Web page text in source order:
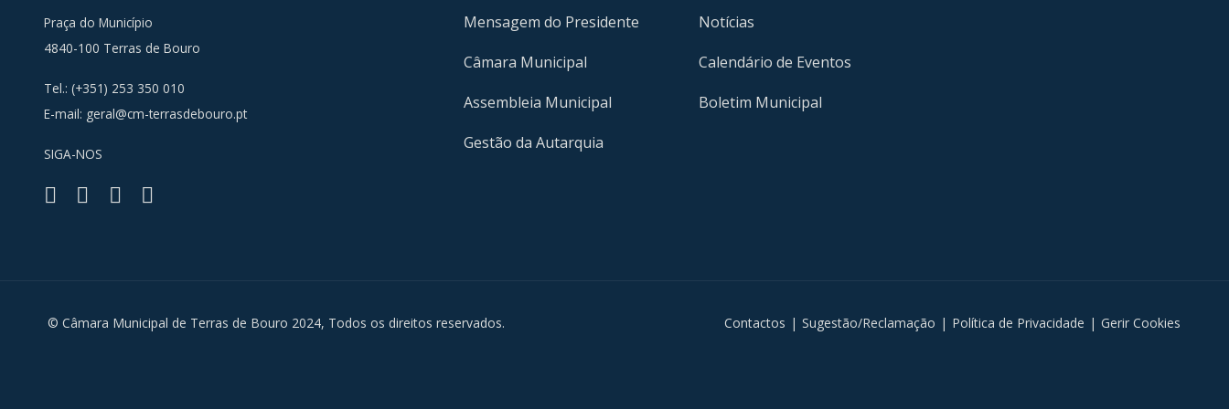
Praça do Município
4840-100 Terras de Bouro
Tel.: (+351) 253 350 010
E-mail: geral@cm-terrasdebouro.pt
SIGA-NOS
Facebook
Youtube
Instagram
Mensagem do Presidente
Câmara Municipal
Assembleia Municipal
Gestão da Autarquia
Notícias
Calendário de Eventos
Boletim Municipal
© Câmara Municipal de Terras de Bouro 2024, Todos os direitos reservados. Contactos | Sugestão/Reclamação | Política de Privacidade | Gerir Cookies